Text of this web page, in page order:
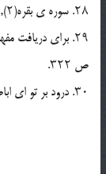
۲۸. سوره ى بقره(۲), آیه ى ۵۵.
۲۹. براى دریافت
ص ۳۲۲.
۳۰. درود بر تو اى اباصالح مهدى به فریادم برس.